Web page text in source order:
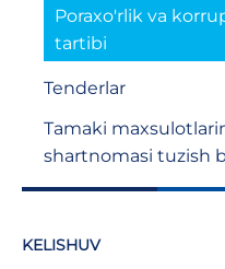
Poraxo'rlik va
tartibi
Tenderlar
Tamaki
shartnomasi tuzish
KELISHUV